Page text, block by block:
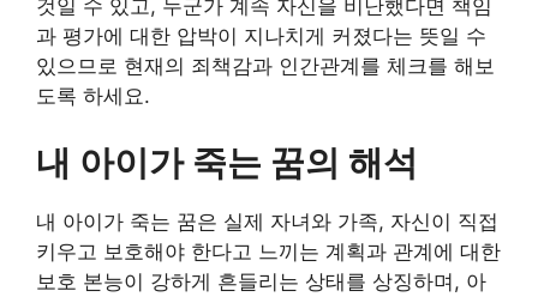
것일 수 있고, 누군가 계속 자신을 비난했다면 책임
과 평가에 대한 압박이 지나치게 커졌다는 뜻일 수
있으므로 현재의 죄책감과 인간관계를 체크를 해보
도록 하세요.
내 아이가 죽는 꿈의 해석
내 아이가 죽는 꿈은 실제 자녀와 가족, 자신이 직접
키우고 보호해야 한다고 느끼는 계획과 관계에 대한
보호 본능이 강하게 흔들리는 상태를 상징하며, 아